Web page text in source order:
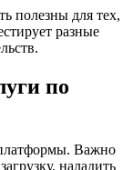
полезны для тех,
разные
по
платформы. Важно
наладить